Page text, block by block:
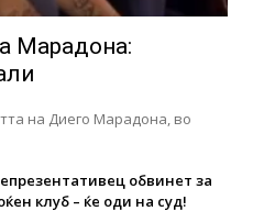
Марадона:
на Диего Марадона, во
обвинет за
клуб – ќе оди на суд!